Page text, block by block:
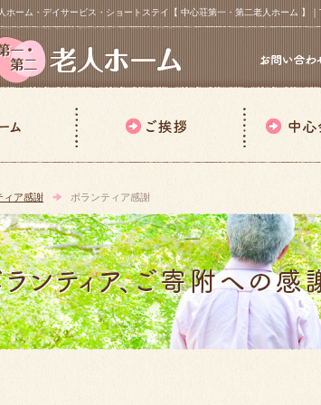
ホーム・デイサービス・ショートステイ【 中心荘第一・第二老人ホーム
ィア感謝 ボランティア感謝